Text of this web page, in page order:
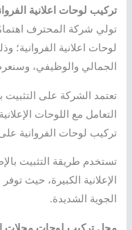
تركيب لوحات اعلانية
تولي شركة المحترف
لوحات اعلانية الفروانية؛
الجمالي والوظيفي،
تعتمد الشركة على التثبيت
التعامل مع اللوحات
تركيب لوحات الفروانية
تستخدم طريقة التثبيت
الإعلانية الكبيرة، حيث
الجوية الشديدة.
محل تركيب لوحات محلات